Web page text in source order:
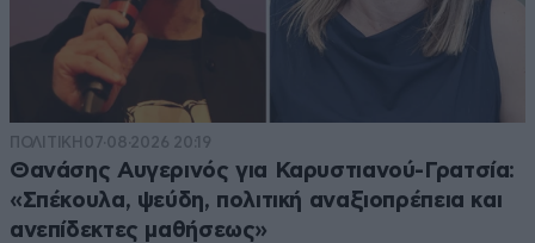
ΠΟΛΙΤΙΚΗ 07·08·2026 20:19
Θανάσης Αυγερινός για Καρυστιανού-Γρατσία:
«Σπέκουλα, ψεύδη, πολιτική αναξιοπρέπεια και
ανεπίδεκτες μαθήσεως»